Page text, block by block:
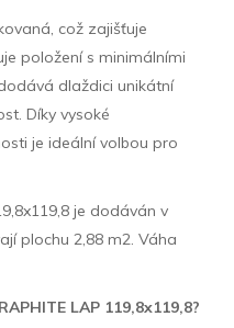
což zajišťuje
položení s minimálními
dlaždici unikátní
Díky vysoké
je ideální volbou pro
je dodáván v
plochu 2,88 m2. Váha
LAP 119,8x119,8?